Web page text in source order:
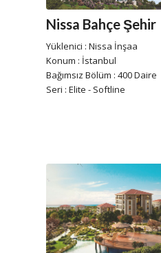
Nissa Bahçe Şehir
Yüklenici : Nissa İnşaa
Konum : İstanbul
Bağımsız Bölüm : 400 Daire
Seri : Elite - Softline